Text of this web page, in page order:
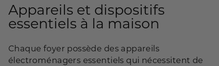
Appareils et dispositifs
essentiels à la maison
Chaque foyer possède des appareils
électroménagers essentiels qui nécessitent de